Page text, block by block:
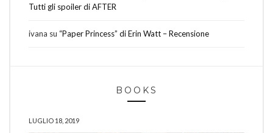
Tutti gli spoiler di AFTER
ivana su “Paper Princess” di Erin Watt – Recensione
BOOKS
LUGLIO 18, 2019